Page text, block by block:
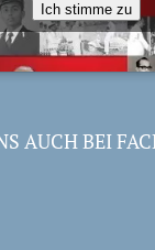
Ich stimme zu
AUCH BEI